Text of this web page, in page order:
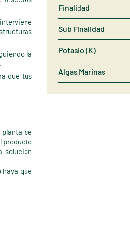
la
que tus
se
producto
solución
haya que
Finalidad
Sub Finalidad
Potasio (K)
Algas Marinas